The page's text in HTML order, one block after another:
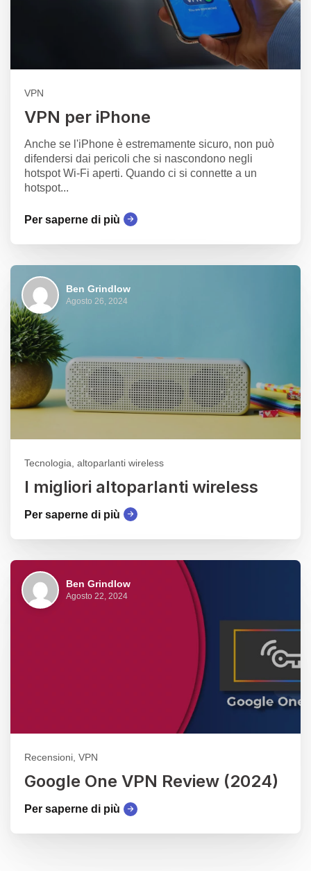
VPN
VPN per iPhone
Anche se l'iPhone è estremamente sicuro, non può
difendersi dai pericoli che si nascondono negli
hotspot Wi-Fi aperti. Quando ci si connette a un
hotspot...
Per saperne di più
Ben Grindlow
Agosto 26, 2024
Tecnologia, altoparlanti wireless
I migliori altoparlanti wireless
Per saperne di più
Ben Grindlow
Agosto 22, 2024
Recensioni, VPN
Google One VPN Review (2024)
Per saperne di più